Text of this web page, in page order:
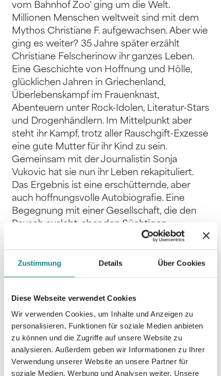
Zustimmung Details Über Cookies
Diese Webseite verwendet Cookies
Wir verwenden Cookies, um Inhalte und Anzeigen zu
personalisieren, Funktionen für soziale Medien anbieten
zu können und die Zugriffe auf unsere Website zu
analysieren. Außerdem geben wir Informationen zu Ihrer
Verwendung unserer Website an unsere Partner für
soziale Medien, Werbung und Analysen weiter. Unsere
vom Bahnhof Zoo' ging um die Welt.
Millionen Menschen weltweit sind mit dem
Mythos Christiane F. aufgewachsen. Aber wie
ging es weiter? 35 Jahre später erzählt
Christiane Felscherinow ihr ganzes Leben.
Eine Geschichte von Hoffnung und Hölle,
glücklichen Jahren in Griechenland,
Überlebenskampf im Frauenknast,
Abenteuern unter Rock-Idolen, Literatur-Stars
und Drogenhändlern. Im Mittelpunkt aber
steht ihr Kampf, trotz aller Rauschgift-Exzesse
eine gute Mutter für ihr Kind zu sein.
Gemeinsam mit der Journalistin Sonja
Vukovic hat sie nun ihr Leben rekapituliert.
Das Ergebnis ist eine erschütternde, aber
auch hoffnungsvolle Autobiografie. Eine
Begegnung mit einer Gesellschaft, die den
Rausch auslebt, aber den Süchtigen
verachtet. Die Vollendung einer Story, die das
Lebensgefühl von Generationen prägte –
und damit auch ein Dokument deutscher
Zeitgeschichte. Die Autobiografie von
Leben“, ist nicht nur eine Fortsetzung der
Geschichte des weltberühmten Mädchens
Christiane F. vom Bahnhof Zoo, sondern auch
erstmalig das Portrait einer
Langzeitabhängigen. Die Co-Autorin Sonja
Vukovic begleitete Christiane Felscherinow